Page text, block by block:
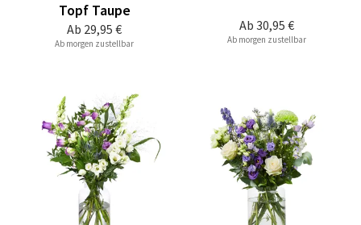
Ab 29,95 €
Topf Taupe
Ab morgen zustellbar
Ab 30,95 €
Ab morgen zustellbar